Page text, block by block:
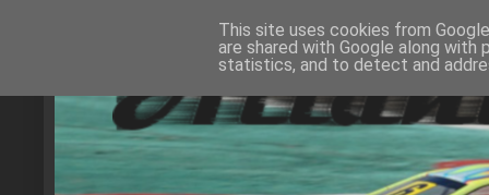
This site uses cookies from
are shared with Google along
statistics, and to detect and